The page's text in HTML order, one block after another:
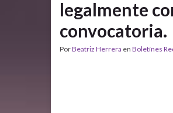
legalmente
convocatoria.
PorBeatriz Herrera en Boletínes